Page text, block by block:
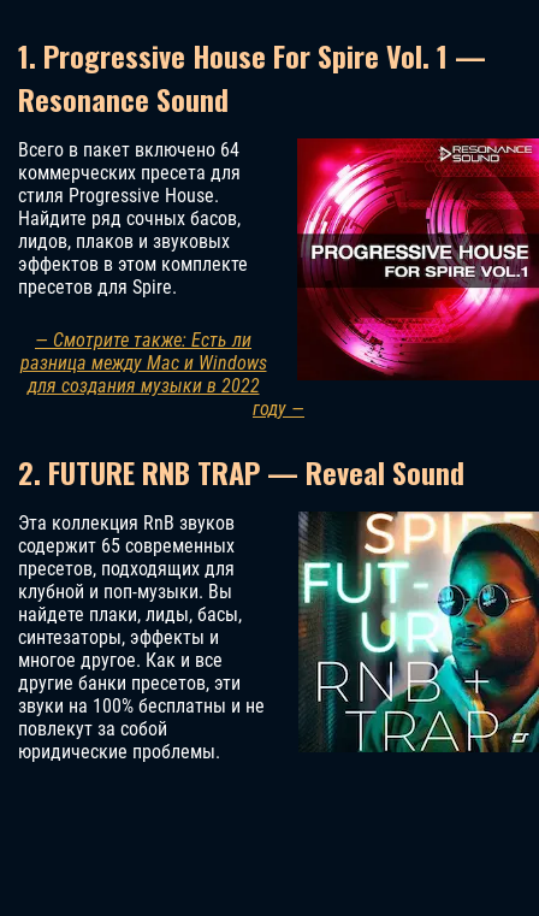
1. Progressive House For Spire Vol. 1 —
Resonance Sound
Всего в пакет включено 64
коммерческих пресета для
стиля Progressive House.
Найдите ряд сочных басов,
лидов, плаков и звуковых
эффектов в этом комплекте
пресетов для Spire.
— Смотрите также: Есть ли
разница между Mac и Windows
для создания музыки в 2022
году —
2. FUTURE RNB TRAP — Reveal Sound
Эта коллекция RnB звуков
содержит 65 современных
пресетов, подходящих для
клубной и поп-музыки. Вы
найдете плаки, лиды, басы,
синтезаторы, эффекты и
многое другое. Как и все
другие банки пресетов, эти
звуки на 100% бесплатны и не
повлекут за собой
юридические проблемы.